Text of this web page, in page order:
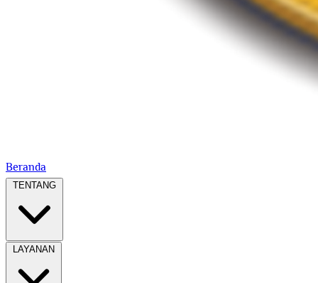
Beranda
TENTANG
LAYANAN